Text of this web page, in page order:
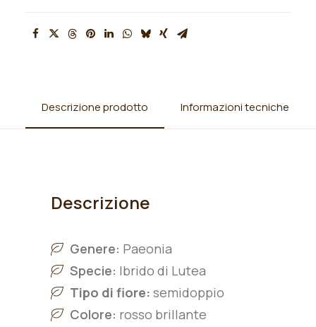
Descrizione prodotto Informazioni tecniche
Descrizione
Genere: Paeonia
Specie: Ibrido di Lutea
Tipo di fiore: semidoppio
Colore: rosso brillante